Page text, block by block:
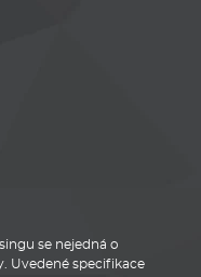
se nejedná o
Uvedené specifikace